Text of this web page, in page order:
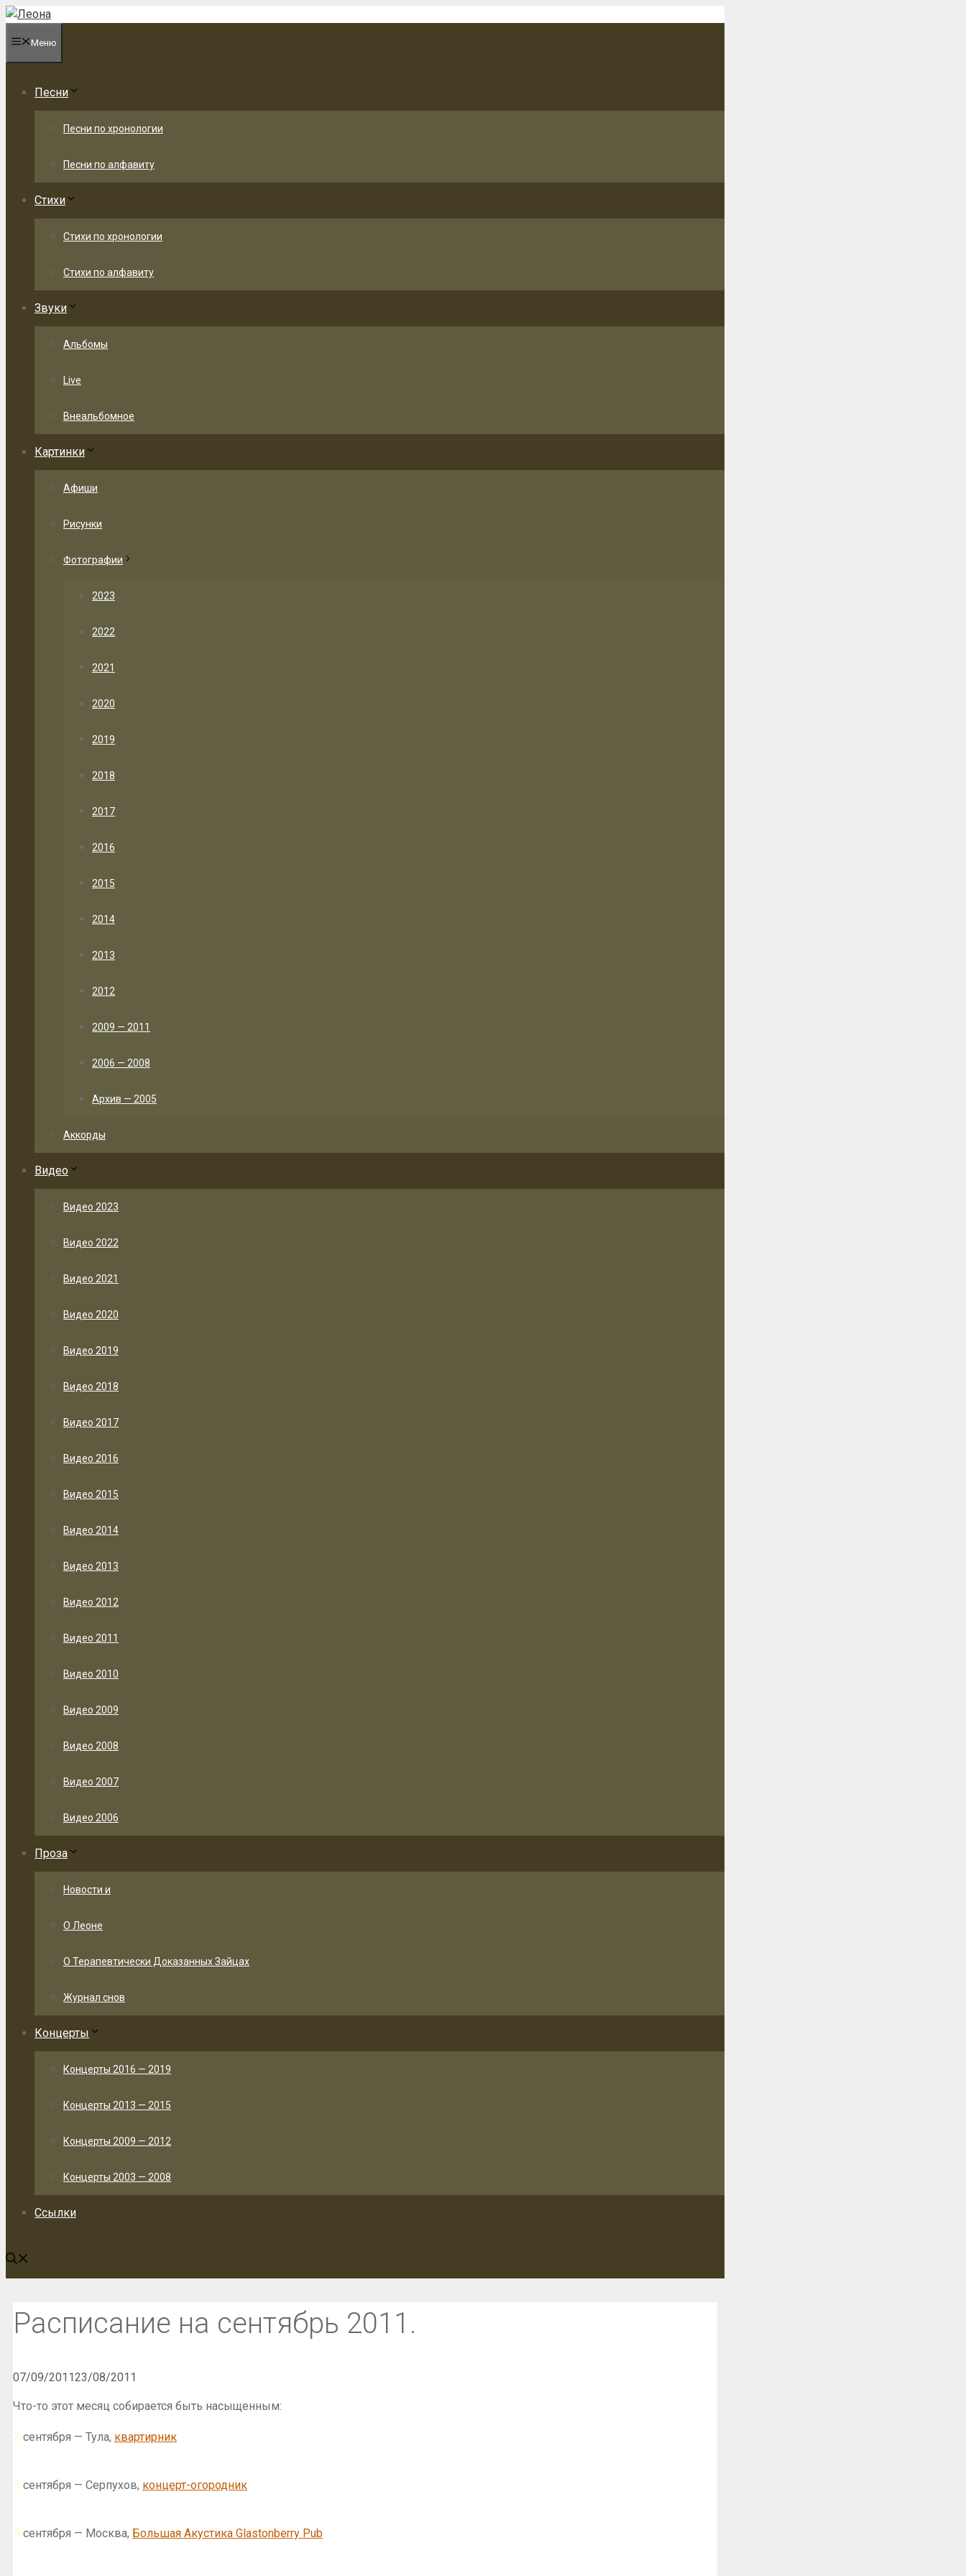
Перейти
содержимому
Меню
Песни
Песни по хронологии
Песни по алфавиту
Стихи
Стихи по хронологии
Стихи по алфавиту
Звуки
Альбомы
Live
Внеальбомное
Картинки
Афиши
Рисунки
Фотографии
2023
2022
2021
2020
2019
2018
2017
2016
2015
2014
2013
2012
2009 — 2011
2006 — 2008
Архив — 2005
Аккорды
Видео
Видео 2023
Видео 2022
Видео 2021
Видео 2020
Видео 2019
Видео 2018
Видео 2017
Видео 2016
Видео 2015
Видео 2014
Видео 2013
Видео 2012
Видео 2011
Видео 2010
Видео 2009
Видео 2008
Видео 2007
Видео 2006
Проза
Новости и
О Леоне
О Терапевтически Доказанных Зайцах
Журнал снов
Концерты
Концерты 2016 — 2019
Концерты 2013 — 2015
Концерты 2009 — 2012
Концерты 2003 — 2008
Ссылки
Расписание на сентябрь 2011.
07/09/201123/08/2011
Что-то этот месяц собирается быть насыщенным:
2 сентября — Тула, квартирник
3 сентября — Серпухов, концерт-огородник
4 сентября — Москва, Большая Акустика Glastonberry Pub